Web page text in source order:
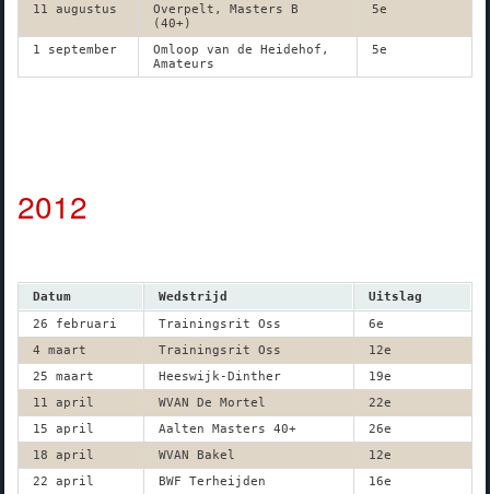
11 augustus
Overpelt, Masters B
(40+)
5e
1 september
Omloop van de Heidehof,
Amateurs
5e
2012
Datum Wedstrijd
Uitslag
26 februari
Trainingsrit Oss
6e
4 maart
Trainingsrit Oss
12e
25 maart
Heeswijk-Dinther
19e
11 april
WVAN De Mortel
22e
15 april
Aalten Masters 40+
26e
18 april
WVAN Bakel
12e
22 april
BWF Terheijden
16e